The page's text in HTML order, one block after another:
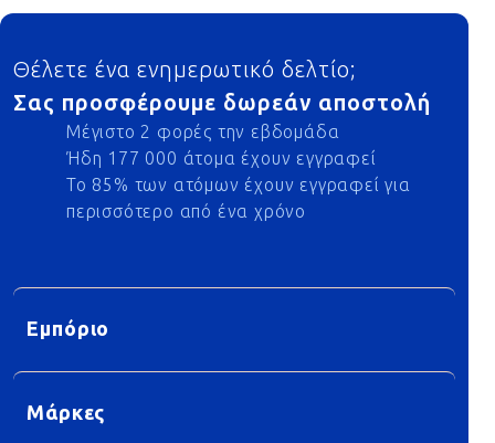
Footer
Θέλετε ένα ενημερωτικό δελτίο;
Σας προσφέρουμε δωρεάν αποστολή
Μέγιστο 2 φορές την εβδομάδα
Ήδη 177 000 άτομα έχουν εγγραφεί
Το 85% των ατόμων έχουν εγγραφεί για
περισσότερο από ένα χρόνο
Εμπόριο
Μάρκες